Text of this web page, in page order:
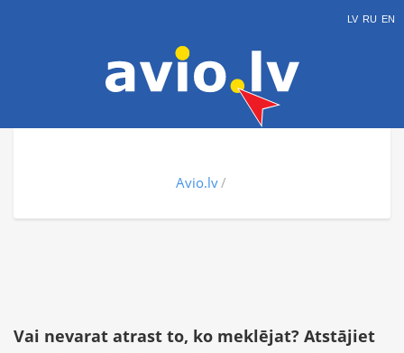
LV RU EN
Avio.lv
Vai nevarat atrast to, ko meklējat? Atstājiet